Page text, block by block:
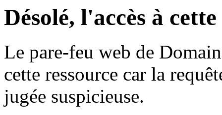
Désolé, l'accès à
Le pare-feu web de
cette ressource car la
jugée suspicieuse.